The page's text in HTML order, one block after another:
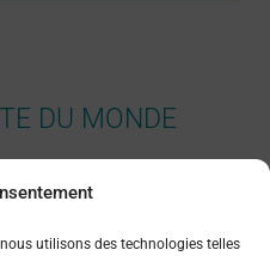
utilisons des technologies telles
DU MONDE